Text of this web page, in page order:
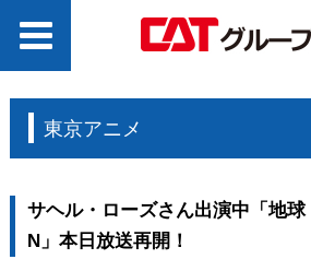
東京アニメ
サヘル・ローズさん出演中「地
N」本日放送再開！